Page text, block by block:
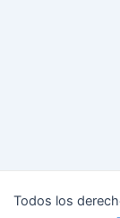
Todos los